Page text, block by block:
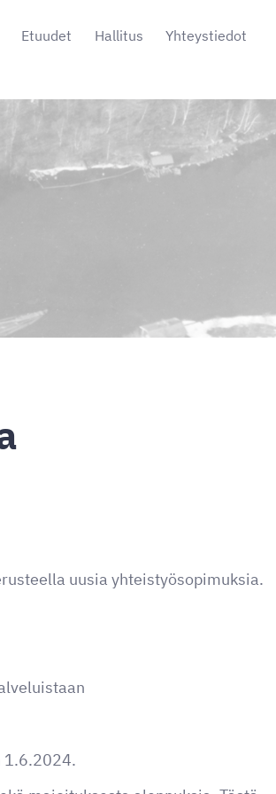
Etuudet Hallitus
Yhteystiedot
uusia yhteistyösopimuksia.
1.6.2024.